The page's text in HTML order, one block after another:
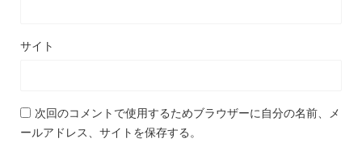
サイト
次回のコメントで使用するためブラウザーに自分の名前、メ
ールアドレス、サイトを保存する。